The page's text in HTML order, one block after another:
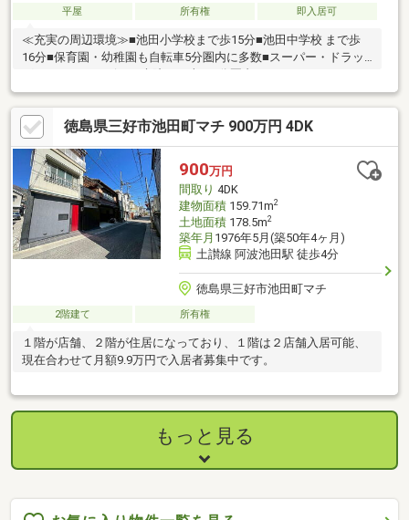
平屋 所有権 即入居可
≪充実の周辺環境≫■池田小学校まで歩15分■池田中学校 まで歩
16分■保育園・幼稚園も自転車5分圏内に多数■スーパー・ドラッ
徳島県三好市池田町マチ 900万円 4DK
900万円
間取り 4DK
建物面積159.71m2
土地面積178.5m2
築年月 1976年5月(築50年4ヶ月)
土讃線 阿波池田駅 徒歩4分
徳島県三好市池田町マチ
2階建て 所有権
１階が店舗、２階が住居になっており、１階は２店舗入居可能、
現在合わせて月額9.9万円で入居者募集中です。
もっと見る